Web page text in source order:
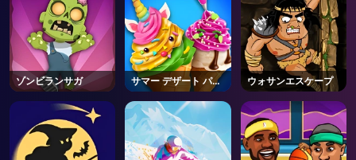
ゾンビランサガ
サマー デザート パー
ティー
ウォサンエスケープ